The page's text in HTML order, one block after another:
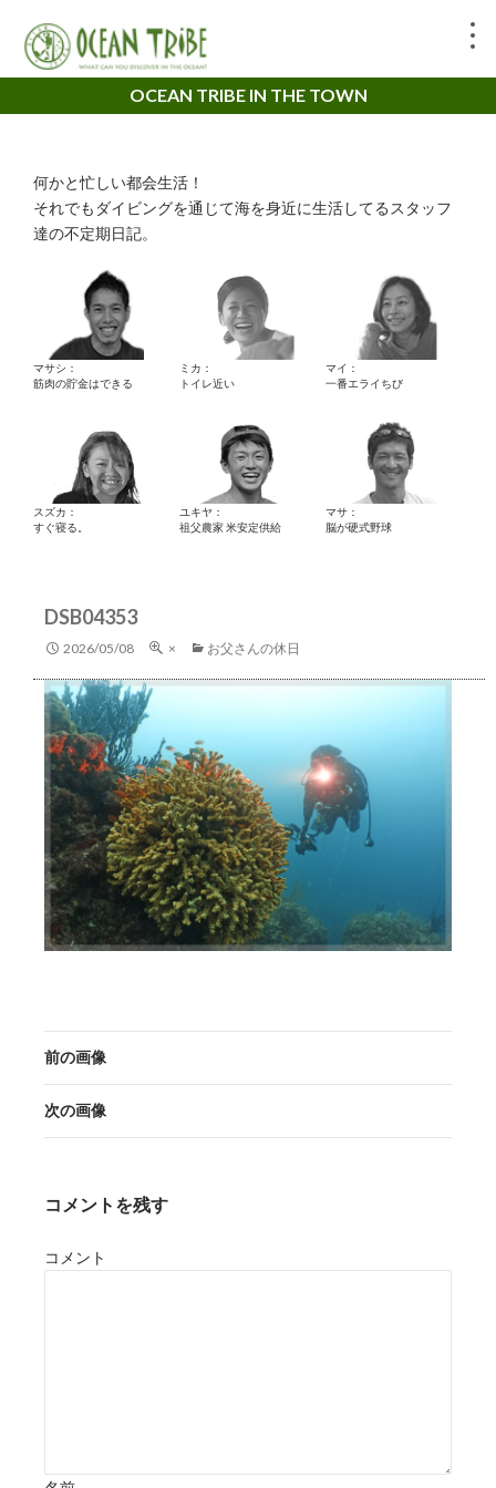
OCEAN TRIBE IN THE TOWN
何かと忙しい都会生活！
それでもダイビングを通じて海を身近に生活してるスタッフ
達の不定期日記。
マサシ：
筋肉の貯金はできる
ミカ：
トイレ近い
マイ：
一番エライちび
スズカ：
すぐ寝る。
ユキヤ：
祖父農家 米安定供給
マサ：
脳が硬式野球
DSB04353
2026/05/08 × お父さんの休日
前の画像
次の画像
コメントを残す
コメント